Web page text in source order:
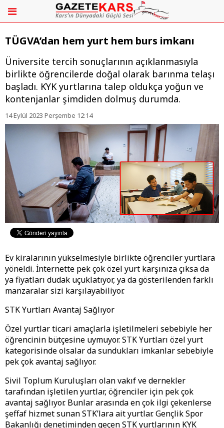
TÜGVA’dan hem yurt hem burs imkanı
Üniversite tercih sonuçlarının açıklanmasıyla
birlikte öğrencilerde doğal olarak barınma telaşı
başladı. KYK yurtlarına talep oldukça yoğun ve
kontenjanlar şimdiden dolmuş durumda.
14 Eylül 2023 Perşembe 12:14
Ev kiralarının yükselmesiyle birlikte öğrenciler yurtlara
yöneldi. İnternette pek çok özel yurt karşınıza çıksa da
ya fiyatları dudak uçuklatıyor, ya da gösterilenden farklı
manzaralar sizi karşılayabiliyor.
STK Yurtları Avantaj Sağlıyor
Özel yurtlar ticari amaçlarla işletilmeleri sebebiyle her
öğrencinin bütçesine uymuyor. STK Yurtları özel yurt
kategorisinde olsalar da sundukları imkanlar sebebiyle
pek çok avantaj sağlıyor.
Sivil Toplum Kuruluşları olan vakıf ve dernekler
tarafından işletilen yurtlar, öğrenciler için pek çok
avantaj sağlıyor. Bunlar arasında en çok ilgi çekenlerse
şeffaf hizmet sunan STK’lara ait yurtlar. Gençlik Spor
Bakanlığı denetiminden geçen STK yurtlarının KYK